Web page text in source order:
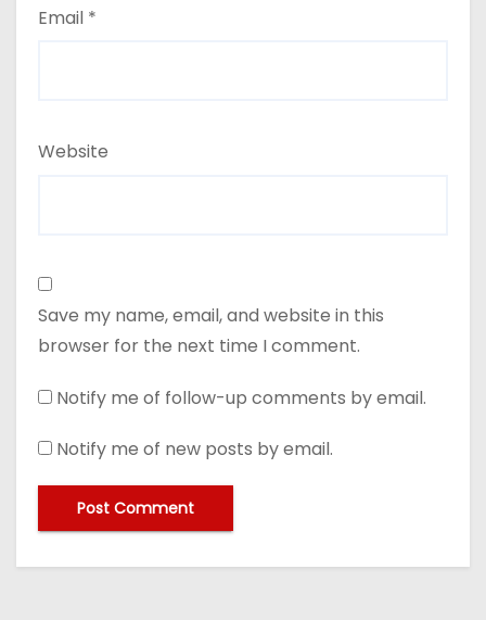
Email *
Website
Save my name, email, and website in this
browser for the next time I comment.
Notify me of follow-up comments by email.
Notify me of new posts by email.